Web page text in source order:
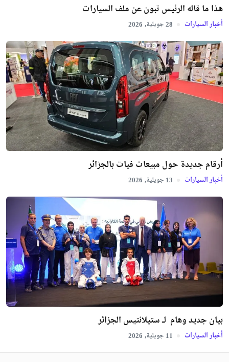
هذا ما قاله الرئيس تبون عن ملف السيارات
أخبار السيارات 28 جويلية, 2026
أرقام جديدة حول مبيعات فيات بالجزائر
أخبار السيارات 13 جويلية, 2026
بيان جديد وهام لـ ستيلانتيس الجزائر
أخبار السيارات 11 جويلية, 2026